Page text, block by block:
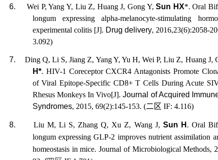
6. Wei P, Yang Y, Liu Z, Huang J, Gong Y,Sun HX*. Oral
longum expressing alpha-melanocyte-stimulating
experimental colitis [J]. Drug delivery, 2016,23(6):2058-
3.092)
7.
Ding Q, Li S, Jiang Z, Yang Y, Yu H, Wei P, Liu Z, Huang J,
H*. HIV-1 Coreceptor CXCR4 Antagonists Promote
of Viral Epitope-Specific CD8+ T Cells During Acute
Rhesus Monkeys In Vivo[J].Journal of Acquired
Syndromes, 2015, 69(2):145-153. (二区 IF: 4.116)
8. Liu M, Li S, Zhang Q, Xu Z, Wang J, Sun H . Oral
longum expressing GLP-2 improves nutrient assimilation
homeostasis in mice. Journal of Microbiological Methods,